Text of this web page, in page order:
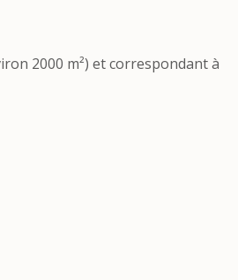
2000 m²) et correspondant à